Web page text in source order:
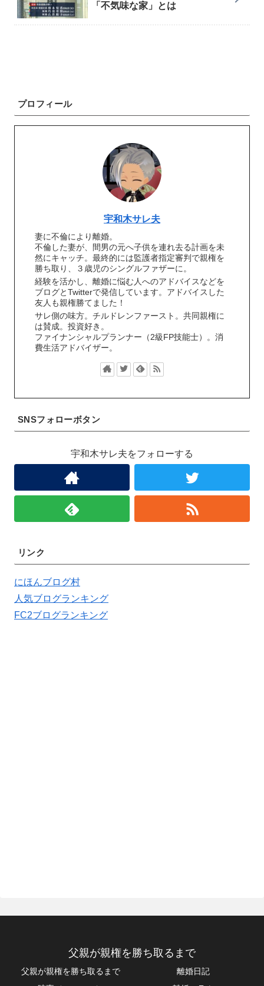
「不気味な家」とは
プロフィール
宇和木サレ夫
妻に不倫により離婚。
不倫した妻が、間男の元へ子供を連れ去る計画を未
然にキャッチ。最終的には監護者指定審判で親権を
勝ち取り、３歳児のシングルファザーに。
経験を活かし、離婚に悩む人へのアドバイスなどを
ブログとTwitterで発信しています。アドバイスした
友人も親権勝てました！
サレ側の味方。チルドレンファースト。共同親権に
は賛成。投資好き。
ファイナンシャルプランナー（2級FP技能士）。消
費生活アドバイザー。
SNSフォローボタン
宇和木サレ夫をフォローする
リンク
にほんブログ村
人気ブログランキング
FC2ブログランキング
父親が親権を勝ち取るまで
父親が親権を勝ち取るまで
離婚日記